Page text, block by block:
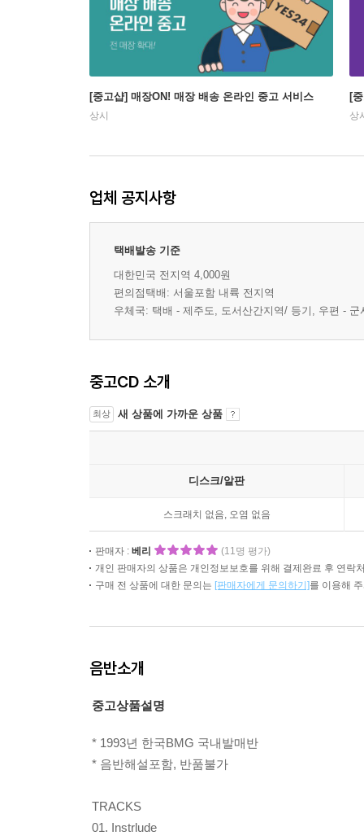
[중고샵] 매장ON! 매장 배송 온라인 중고 서비스
상시
[
상
업체 공지사항
택배발송 기준
대한민국 전지역 4,000원
편의점택배: 서울포함 내륙 전지역
우체국: 택배 - 제주도, 도서산간지역/ 등기, 우편 -
중고CD 소개
최상 새 상품에 가까운 상품
디스크/알판
스크래치 없음, 오염 없음
판매자 : 베리
(11명 평가)
개인 판매자의 상품은 개인정보보호를 위해 결제완료 후 연락
구매 전 상품에 대한 문의는 [판매자에게 문의하기]를 이용해
음반소개
중고상품설명
* 1993년 한국BMG 국내발매반
* 음반해설포함, 반품불가
TRACKS
01. Instrlude